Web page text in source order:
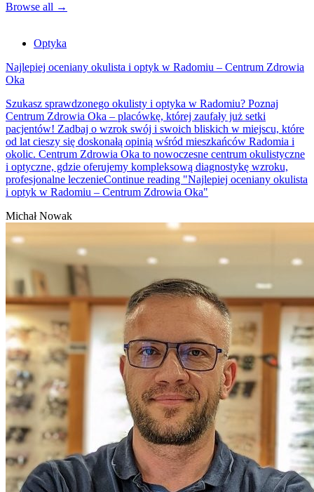
Browse all →
Optyka
Najlepiej oceniany okulista i optyk w Radomiu – Centrum Zdrowia
Oka
Szukasz sprawdzonego okulisty i optyka w Radomiu? Poznaj
Centrum Zdrowia Oka – placówkę, której zaufały już setki
pacjentów! Zadbaj o wzrok swój i swoich bliskich w miejscu, które
od lat cieszy się doskonałą opinią wśród mieszkańców Radomia i
okolic. Centrum Zdrowia Oka to nowoczesne centrum okulistyczne
i optyczne, gdzie oferujemy kompleksową diagnostykę wzroku,
profesjonalne leczenieContinue reading "Najlepiej oceniany okulista
i optyk w Radomiu – Centrum Zdrowia Oka"
Michał Nowak